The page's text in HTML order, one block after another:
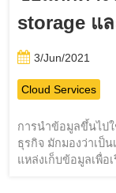
storage แ
3/Jun/2021
Cloud Services
การนำข้อมูลขึ้นไป
ธุรกิจ มักมองว่าเป็
แหล่งเก็บข้อมูลเพื่อ